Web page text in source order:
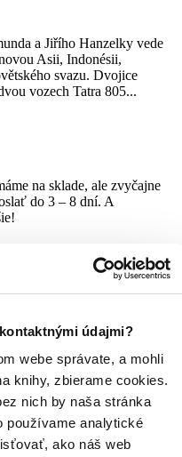
údajmi?
webe správate, a mohli
knihy, zbierame cookies.
nich by naša stránka
používame analytické
ako náš web
a Jiřího Hanzelky vede
Asii, Indonésii,
svazu. Dvojice
vozech Tatra 805...
na sklade, ale zvyčajne
do 3 – 8 dní. A